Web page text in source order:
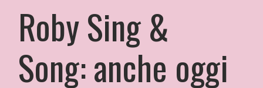
Roby Sing &
Song: anche oggi